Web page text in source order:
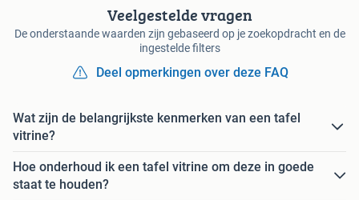
Veelgestelde vragen
De onderstaande waarden zijn gebaseerd op je zoekopdracht en de
ingestelde filters
Deel opmerkingen over deze FAQ
Wat zijn de belangrijkste kenmerken van een tafel
vitrine?
Hoe onderhoud ik een tafel vitrine om deze in goede
staat te houden?